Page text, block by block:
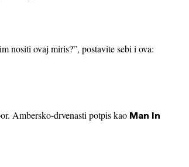
nositi ovaj miris?”, postavite sebi i ova:
Ambersko-drvenasti potpis kao Man In